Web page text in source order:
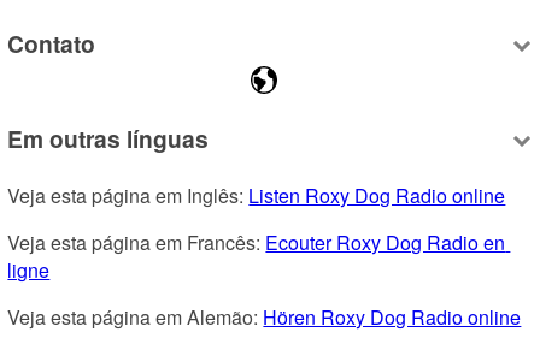
Contato
Em outras línguas
Veja esta página em Inglês: Listen Roxy Dog Radio online
Veja esta página em Francês: Ecouter Roxy Dog Radio en
ligne
Veja esta página em Alemão: Hören Roxy Dog Radio online